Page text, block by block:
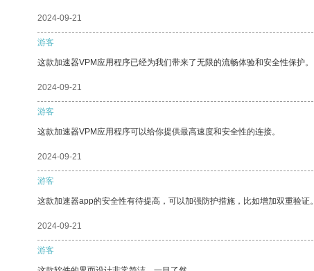
2024-09-21
游客
这款加速器VPM应用程序已经为我们带来了无限的流畅体验和安全性保护。
2024-09-21
游客
这款加速器VPM应用程序可以给你提供最高速度和安全性的连接。
2024-09-21
游客
这款加速器app的安全性有待提高，可以加强防护措施，比如增加双重验证。
2024-09-21
游客